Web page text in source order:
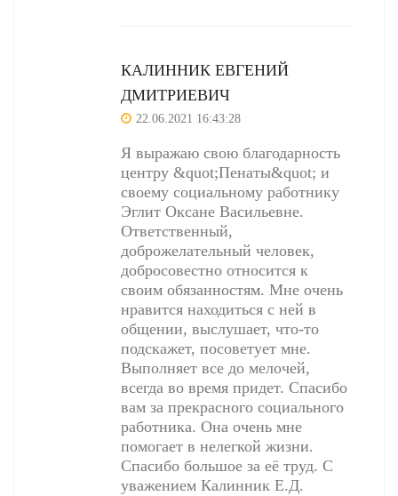
КАЛИННИК ЕВГЕНИЙ
ДМИТРИЕВИЧ
22.06.2021 16:43:28
Я выражаю свою благодарность
центру &quot;Пенаты&quot; и
своему социальному работнику
Эглит Оксане Васильевне.
Ответственный,
доброжелательный человек,
добросовестно относится к
своим обязанностям. Мне очень
нравится находиться с ней в
общении, выслушает, что-то
подскажет, посоветует мне.
Выполняет все до мелочей,
всегда во время придет. Спасибо
вам за прекрасного социального
работника. Она очень мне
помогает в нелегкой жизни.
Спасибо большое за её труд. С
уважением Калинник Е.Д.